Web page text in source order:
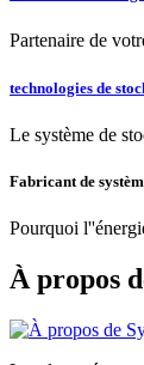
Partenaire de
technologies de
Le système de
Fabricant de
Pourquoi
À propos